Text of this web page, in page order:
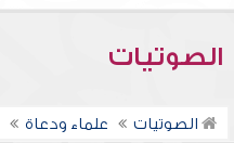
الصوتيات
الصوتيات علماء ودعاة